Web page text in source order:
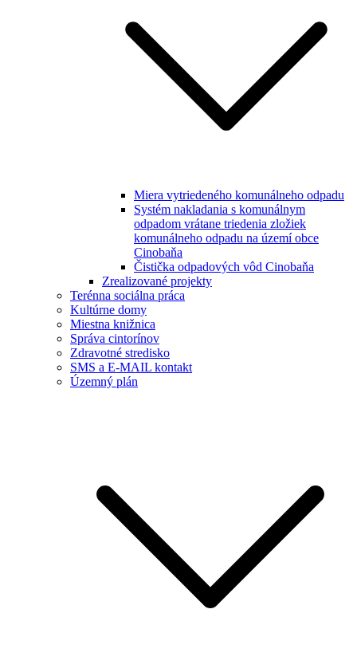
Miera vytriedeného komunálneho odpadu
Systém nakladania s komunálnym
odpadom vrátane triedenia zložiek
komunálneho odpadu na území obce
Cinobaňa
Čistička odpadových vôd Cinobaňa
Zrealizované projekty
Terénna sociálna práca
Kultúrne domy
Miestna knižnica
Správa cintorínov
Zdravotné stredisko
SMS a E-MAIL kontakt
Územný plán